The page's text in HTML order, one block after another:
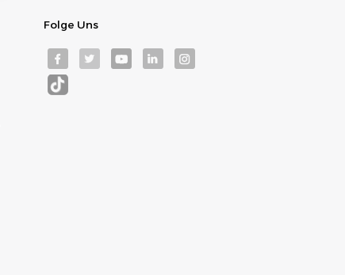
Folge Uns